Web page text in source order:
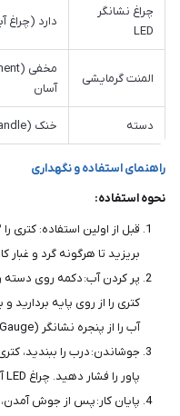
چراغ نشانگر
LED
دارد (چراغ
المنت گرمایشی
آسان
دسته خنک (Cool-touch Handle) – جلوگیری از سوختگی
راهنمای استفاده و نگهداری
نحوه استفاده:
بریزید تا هرگونه گرد و غبار
پر کردن آب: دکمه روی دسته
آب را از پنجره نشانگر (Water Level Gauge) بررسی کنید.
پاور را فشار دهید. چراغ LED آبی روشن می‌شود .
پایان کار: پس از جوش